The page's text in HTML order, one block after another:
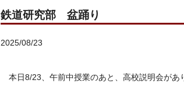
鉄道研究部 盆踊り
2025/08/23
本日8/23、午前中授業のあと、高校説明会があ